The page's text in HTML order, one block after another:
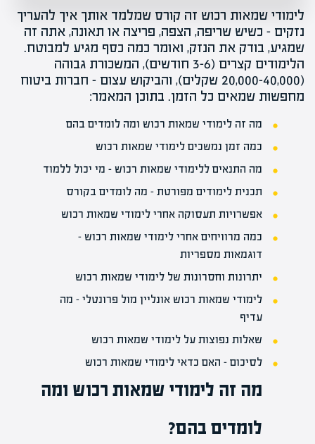
לימודי שמאות רכוש זה קורס שמלמד אותך איך להעריך
נזקים – כשיש שריפה, הצפה, פריצה או תאונה, אתה זה
שמגיע, בודק את הנזק, ואומר כמה כסף מגיע למבוטח.
הלימודים קצרים (3-6 חודשים), המשכורת גבוהה
(20,000-40,000 שקלים), והביקוש עצום – חברות ביטוח
מחפשות שמאים כל הזמן. בתוכן המאמר:
מה זה לימודי שמאות רכוש ומה לומדים בהם
כמה זמן נמשכים לימודי שמאות רכוש
מה התנאים ללימודי שמאות רכוש – מי יכול ללמוד
תכנית לימודים מפורטת – מה לומדים בקורס
אפשרויות תעסוקה אחרי לימודי שמאות רכוש
כמה מרוויחים אחרי לימודי שמאות רכוש –
דוגמאות מספריות
יתרונות וחסרונות של לימודי שמאות רכוש
לימודי שמאות רכוש אונליין מול פרונטלי – מה
עדיף
שאלות נפוצות על לימודי שמאות רכוש
לסיכום – האם כדאי לימודי שמאות רכוש
מה זה לימודי שמאות רכוש ומה
לומדים בהם?